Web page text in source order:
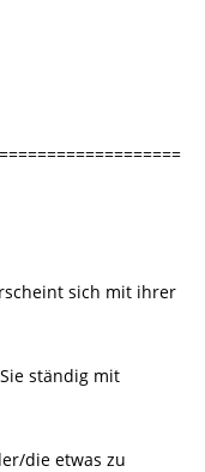
sich mit ihrer
ständig mit
die etwas zu